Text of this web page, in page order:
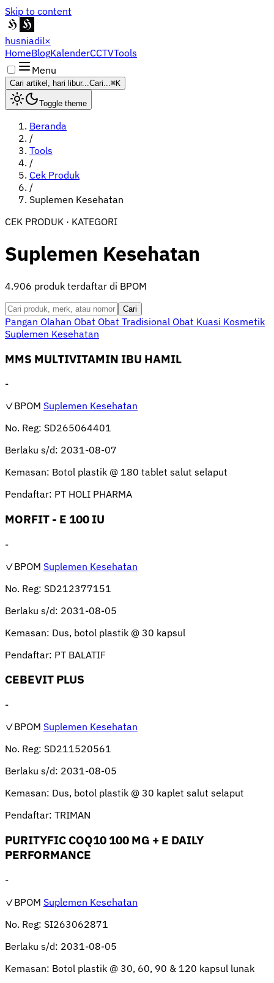
Skip to content
husniadil×
HomeBlogKalenderCCTVTools
Menu
Cari artikel, hari libur...Cari...⌘K
Toggle theme
Beranda
/
Tools
/
Cek Produk
/
Suplemen Kesehatan
CEK PRODUK · KATEGORI
Suplemen Kesehatan
4.906 produk terdaftar di BPOM
Cari
Pangan Olahan Obat Obat Tradisional Obat Kuasi Kosmetik
Suplemen Kesehatan
MMS MULTIVITAMIN IBU HAMIL
-
✓BPOM Suplemen Kesehatan
No. Reg: SD265064401
Berlaku s/d: 2031-08-07
Kemasan: Botol plastik @ 180 tablet salut selaput
Pendaftar: PT HOLI PHARMA
MORFIT - E 100 IU
-
✓BPOM Suplemen Kesehatan
No. Reg: SD212377151
Berlaku s/d: 2031-08-05
Kemasan: Dus, botol plastik @ 30 kapsul
Pendaftar: PT BALATIF
CEBEVIT PLUS
-
✓BPOM Suplemen Kesehatan
No. Reg: SD211520561
Berlaku s/d: 2031-08-05
Kemasan: Dus, botol plastik @ 30 kaplet salut selaput
Pendaftar: TRIMAN
PURITYFIC COQ10 100 MG + E DAILY
PERFORMANCE
-
✓BPOM Suplemen Kesehatan
No. Reg: SI263062871
Berlaku s/d: 2031-08-05
Kemasan: Botol plastik @ 30, 60, 90 & 120 kapsul lunak